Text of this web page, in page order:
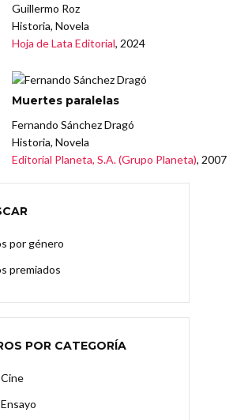
Guillermo Roz
Historia, Novela
Hoja de Lata Editorial, 2024
Muertes paralelas
Fernando Sánchez Dragó
Historia, Novela
Editorial Planeta, S.A. (Grupo Planeta), 2007
por género
premiados
POR CATEGORÍA
Cine
Ensayo